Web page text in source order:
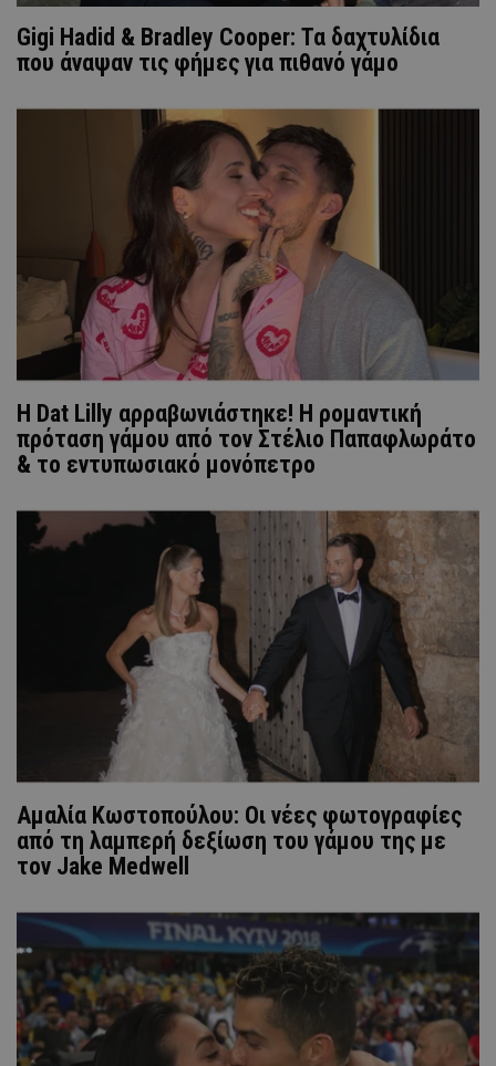
Gigi Hadid & Bradley Cooper: Τα δαχτυλίδια
που άναψαν τις φήμες για πιθανό γάμο
Η Dat Lilly αρραβωνιάστηκε! Η ρομαντική
πρόταση γάμου από τον Στέλιο Παπαφλωράτο
& το εντυπωσιακό μονόπετρο
Αμαλία Κωστοπούλου: Οι νέες φωτογραφίες
από τη λαμπερή δεξίωση του γάμου της με
τον Jake Medwell